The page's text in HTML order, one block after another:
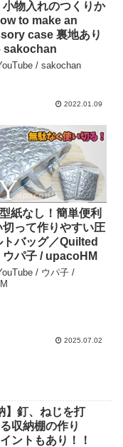
小物入れのつくりか
to make an
case 裏地あり
sakochan
/ sakochan
2022.01.09
紙なし！簡単便利
切って作りやすい圧
トバッグ／Quilted
ウパ子 / upacoHM
/ ウパ子 /
2025.07.02
】釘、ねじを打
収納棚の作り
ントもあり！！